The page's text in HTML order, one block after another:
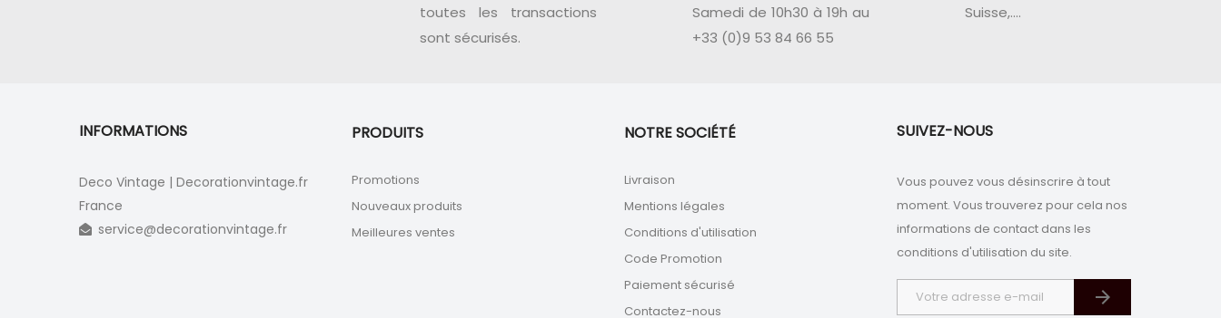
toutes les transactions
sont sécurisés.
Samedi de 10h30 à 19h au
+33 (0)9 53 84 66 55
Suisse,....
INFORMATIONS
Deco Vintage | Decorationvintage.fr
France
service@decorationvintage.fr
PRODUITS
Promotions
Nouveaux produits
Meilleures ventes
NOTRE SOCIÉTÉ
Livraison
Mentions légales
Conditions d'utilisation
Code Promotion
Paiement sécurisé
Contactez-nous
SUIVEZ-NOUS
Vous pouvez vous désinscrire à tout
moment. Vous trouverez pour cela nos
informations de contact dans les
conditions d'utilisation du site.
